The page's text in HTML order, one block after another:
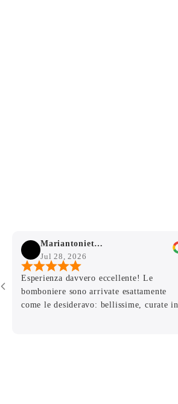
Mariantonietta Mammone
Jul 28, 2026
Esperienza davvero eccellente! Le
bomboniere sono arrivate esattamente
come le desideravo: bellissime, curate in